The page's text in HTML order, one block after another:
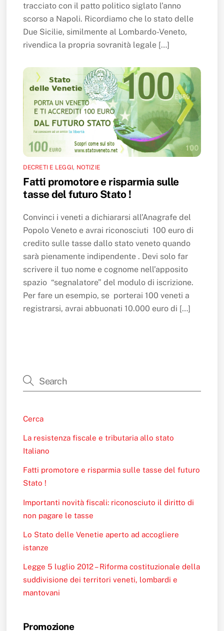
tracciato con il patto politico siglato l’anno
scorso a Napoli. Ricordiamo che lo stato delle
Due Sicilie, similmente al Lombardo-Veneto,
rivendica la propria sovranità legale […]
DECRETI E LEGGI, NOTIZIE
Fatti promotore e risparmia sulle
tasse del futuro Stato !
Convinci i veneti a dichiararsi all’Anagrafe del
Popolo Veneto e avrai riconosciuti 100 euro di
credito sulle tasse dallo stato veneto quando
sarà pienamente indipendente . Devi solo far
scrivere il tuo nome e cognome nell’apposito
spazio “segnalatore” del modulo di iscrizione.
Per fare un esempio, se porterai 100 veneti a
registrarsi, avrai abbuonati 10.000 euro di […]
Cerca
La resistenza fiscale e tributaria allo stato
Italiano
Fatti promotore e risparmia sulle tasse del futuro
Stato !
Importanti novità fiscali: riconosciuto il diritto di
non pagare le tasse
Lo Stato delle Venetie aperto ad accogliere
istanze
Legge 5 luglio 2012 – Riforma costituzionale della
suddivisione dei territori veneti, lombardi e
mantovani
Promozione